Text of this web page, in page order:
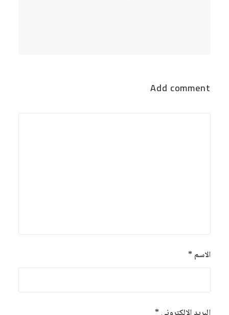
Add comment
الاسم*